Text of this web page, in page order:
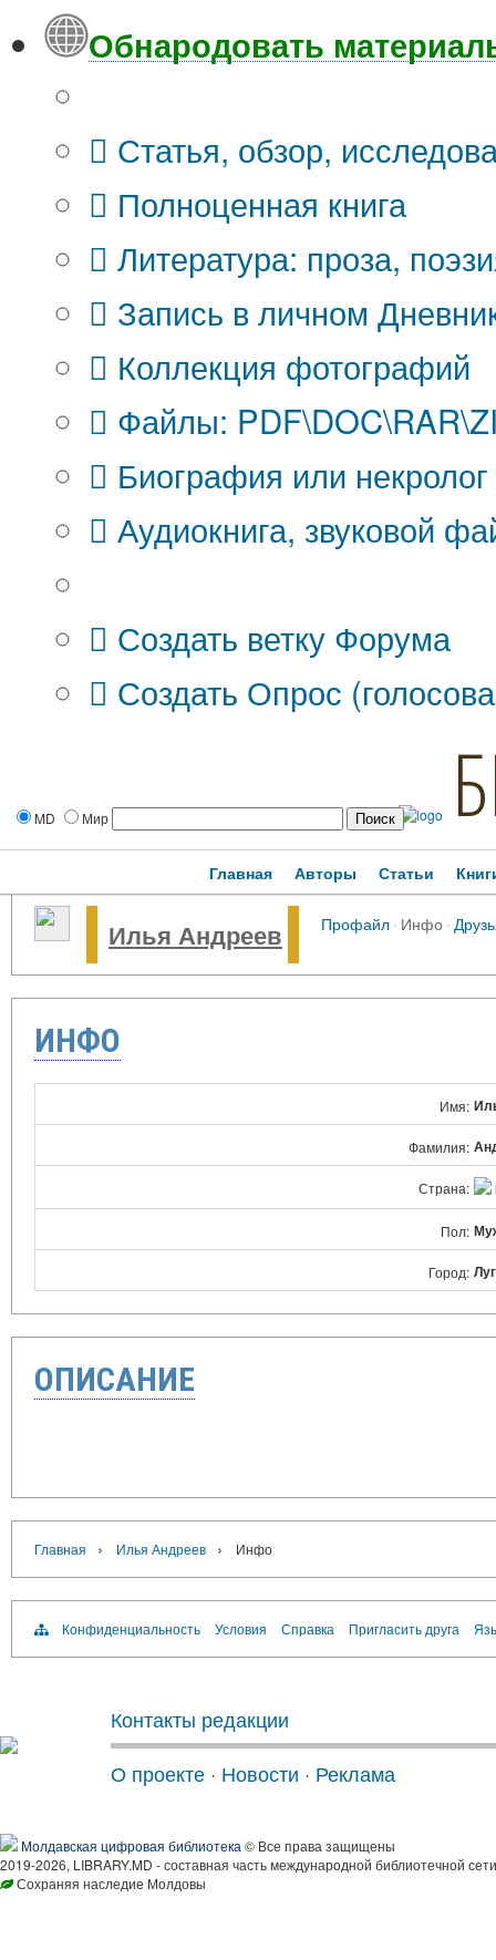
Обнародовать
Статья, обзор,
Полноценная книга
Литература: проза,
Запись в личном
Коллекция фотографий
Файлы:
Биография или некролог
Аудиокнига, звуковой
Создать ветку Форума
Создать Опрос
MD Мир
Главная Авторы Статьи
Илья Андреев Профайл· Инфо·
ИНФО
Имя:
Фамилия:
Страна:
Пол:
Город:
ОПИСАНИЕ
Главная › Илья Андреев › Инфо
Конфиденциальность Условия Справка Пригласить друга
Контакты редакции
О проекте · Новости · Реклама
Молдавская цифровая библиотека © Все права защищены
2019-2026, LIBRARY.MD - составная часть международной библиотечной
Сохраняя наследие Молдовы